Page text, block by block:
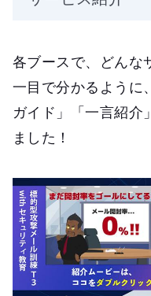
各ブースで、どんな
一目で分かるように
ガイド」「一言紹介
ました！